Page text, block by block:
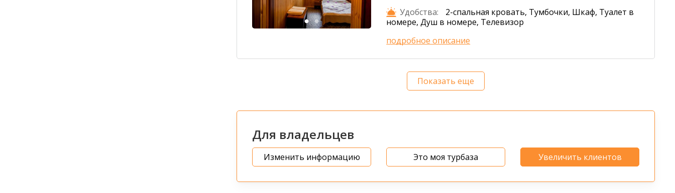
Удобства:
2-спальная кровать, Тумбочки, Шкаф, Туалет в
номере, Душ в номере, Телевизор
подробное описание
Показать еще
Для владельцев
Изменить информацию Это моя турбаза Увеличить клиентов